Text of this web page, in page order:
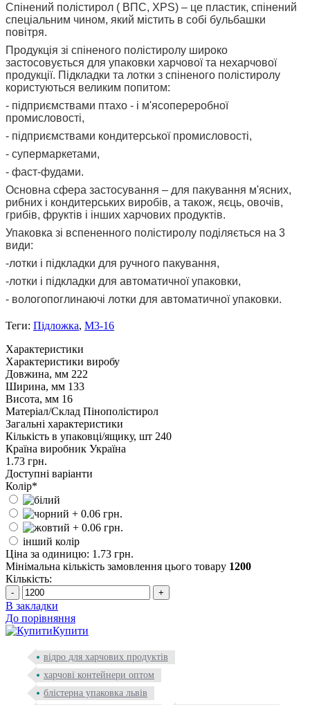
Спінений полістирол ( ВПС, XPS) – це пластик, спінений
спеціальним чином, який містить в собі бульбашки
повітря.
Продукція зі спіненого полістиролу широко
застосовується для упаковки харчової та нехарчової
продукції. Підкладки та лотки з спіненого полістиролу
користуються великим попитом:
- підприємствами птахо - і м'ясопереробної
промисловості,
- підприємствами кондитерської промисловості,
- супермаркетами,
- фаст-фудами.
Основна сфера застосування – для пакування м'ясних,
рибних і кондитерських виробів, а також, яєць, овочів,
грибів, фруктів і інших харчових продуктів.
Упаковка зі вспененного полістиролу поділяється на 3
види:
-лотки і підкладки для ручного пакування,
-лотки і підкладки для автоматичної упаковки,
- вологопоглинаючі лотки для автоматичної упаковки.
Теги: Підложка, М3-16
Характеристики
Характеристики виробу
Довжина, мм 222
Ширина, мм 133
Висота, мм 16
Матеріал/Склад Пінополістирол
Загальні характеристики
Кількість в упаковці/ящику, шт 240
Країна виробник Україна
1.73 грн.
Доступні варіанти
Колір*
інший колір
Ціна за одиницю: 1.73 грн.
Мінімальна кількість замовлення цього товару 1200
Кількість:
- +
В закладки
До порівняння
Купити
відро для харчових продуктів
харчові контейнери оптом
блістерна упаковка львів